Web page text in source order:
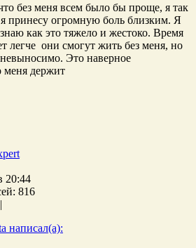
без меня всем было бы проще, я так
принесу огромную боль близким. Я
как это тяжело и жестоко. Время
легче они смогут жить без меня, но
Это наверное
меня держит
20:44
816
|
написал(а):